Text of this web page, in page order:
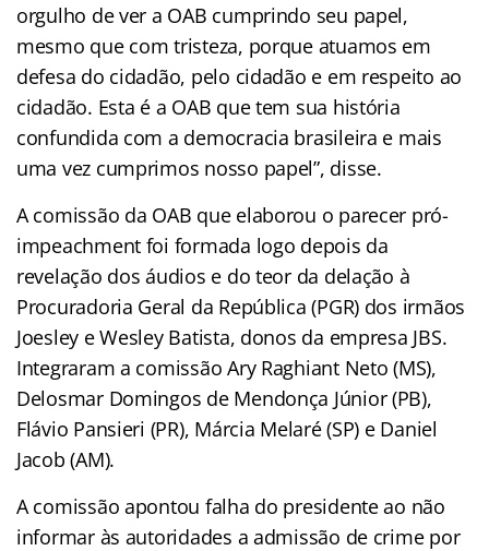
orgulho de ver a OAB cumprindo seu papel,
mesmo que com tristeza, porque atuamos em
defesa do cidadão, pelo cidadão e em respeito ao
cidadão. Esta é a OAB que tem sua história
confundida com a democracia brasileira e mais
uma vez cumprimos nosso papel”, disse.
A comissão da OAB que elaborou o parecer pró-
impeachment foi formada logo depois da
revelação dos áudios e do teor da delação à
Procuradoria Geral da República (PGR) dos irmãos
Joesley e Wesley Batista, donos da empresa JBS.
Integraram a comissão Ary Raghiant Neto (MS),
Delosmar Domingos de Mendonça Júnior (PB),
Flávio Pansieri (PR), Márcia Melaré (SP) e Daniel
Jacob (AM).
A comissão apontou falha do presidente ao não
informar às autoridades a admissão de crime por